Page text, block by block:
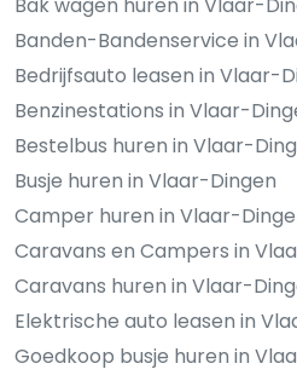
Banden-Bandenservice in
Bedrijfsauto leasen in Vlaar-
Benzinestations in Vlaar-
Bestelbus huren in Vlaar-
Busje huren in Vlaar-Dingen
Camper huren in Vlaar-
Caravans en Campers in
Caravans huren in Vlaar-
Elektrische auto leasen in
Goedkoop busje huren in